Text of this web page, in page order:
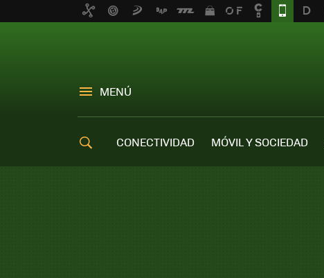
MENÚ
CONECTIVIDAD MÓVIL Y SOCIEDAD